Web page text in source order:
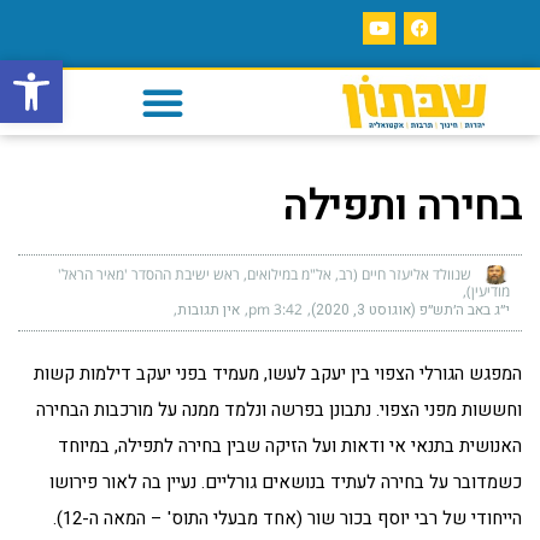
פתח
בחירה ותפילה
שנוולד אליעזר חיים (רב, אל"מ במילואים, ראש ישיבת ההסדר 'מאיר הראל'
מודיעין)
י״ג באב ה׳תש״פ (אוגוסט 3, 2020) 3:42 pm אין תגובות
המפגש הגורלי הצפוי בין יעקב לעשו, מעמיד בפני יעקב דילמות קשות
וחששות מפני הצפוי. נתבונן בפרשה ונלמד ממנה על מורכבות הבחירה
האנושית בתנאי אי ודאות ועל הזיקה שבין בחירה לתפילה, במיוחד
כשמדובר על בחירה לעתיד בנושאים גורליים. נעיין בה לאור פירושו
הייחודי של רבי יוסף בכור שור (אחד מבעלי התוס' – המאה ה-12).